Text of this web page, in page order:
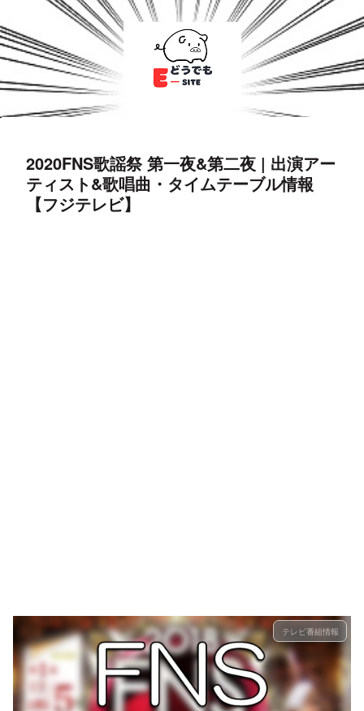
2020FNS歌謡祭 第一夜&第二夜 | 出演アー
ティスト&歌唱曲・タイムテーブル情報
【フジテレビ】
テレビ番組情報